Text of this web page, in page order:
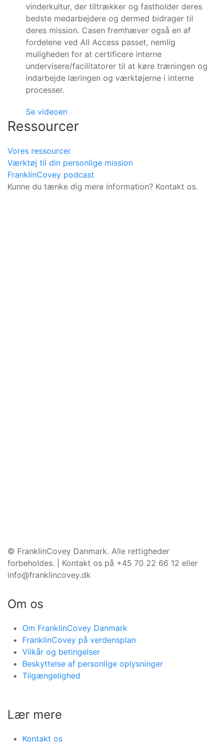
vinderkultur, der tiltrækker og fastholder deres
bedste medarbejdere og dermed bidrager til
deres mission. Casen fremhæver også en af
fordelene ved All Access passet, nemlig
muligheden for at certificere interne
undervisere/facilitatorer til at køre træningen og
indarbejde læringen og værktøjerne i interne
processer.
Se videoen
Ressourcer
Vores ressourcer
Værktøj til din personlige mission
FranklinCovey podcast
Kunne du tænke dig mere information? Kontakt os.
©️ FranklinCovey Danmark. Alle rettigheder
forbeholdes. | Kontakt os på +45 70 22 66 12 eller
info@franklincovey.dk
Om os
Om FranklinCovey Danmark
FranklinCovey på verdensplan
Vilkår og betingelser
Beskyttelse af personlige oplysninger
Tilgængelighed
Lær mere
Kontakt os